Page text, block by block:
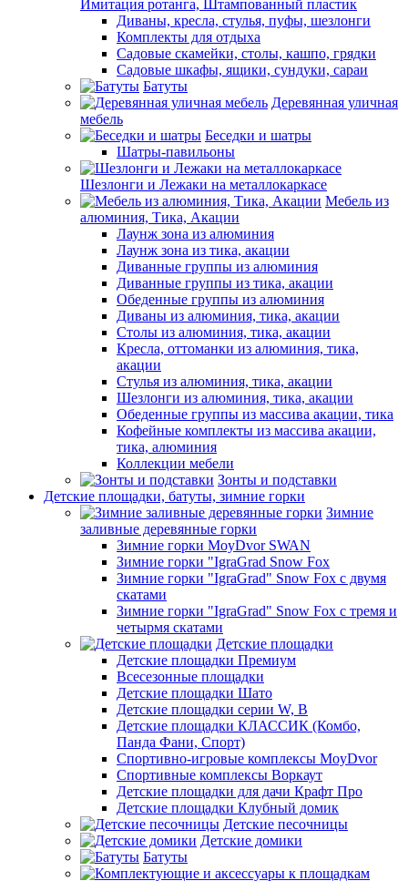
Имитация ротанга, Штампованный пластик
Диваны, кресла, стулья, пуфы, шезлонги
Комплекты для отдыха
Садовые скамейки, столы, кашпо, грядки
Садовые шкафы, ящики, сундуки, сараи
Батуты
Деревянная уличная
мебель
Беседки и шатры
Шатры-павильоны
Шезлонги и Лежаки на металлокаркасе
Мебель из
алюминия, Тика, Акации
Лаунж зона из алюминия
Лаунж зона из тика, акации
Диванные группы из алюминия
Диванные группы из тика, акации
Обеденные группы из алюминия
Диваны из алюминия, тика, акации
Столы из алюминия, тика, акации
Кресла, оттоманки из алюминия, тика,
акации
Стулья из алюминия, тика, акации
Шезлонги из алюминия, тика, акации
Обеденные группы из массива акации, тика
Кофейные комплекты из массива акации,
тика, алюминия
Коллекции мебели
Зонты и подставки
Детские площадки, батуты, зимние горки
Зимние
заливные деревянные горки
Зимние горки MoyDvor SWAN
Зимние горки "IgraGrad Snow Fox
Зимние горки "IgraGrad" Snow Fox с двумя
скатами
Зимние горки "IgraGrad" Snow Fox с тремя и
четырмя скатами
Детские площадки
Детские площадки Премиум
Всесезонные площадки
Детские площадки Шато
Детские площадки серии W, В
Детские площадки КЛАССИК (Комбо,
Панда Фани, Спорт)
Спортивно-игровые комплексы MoyDvor
Спортивные комплексы Воркаут
Детские площадки для дачи Крафт Про
Детские площадки Клубный домик
Детские песочницы
Детские домики
Батуты